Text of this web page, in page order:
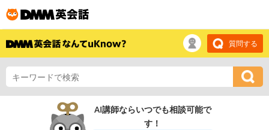
質問する
AI講師ならいつでも相談可能で
す！